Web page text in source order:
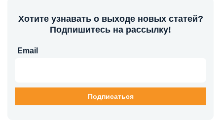
Хотите узнавать о выходе новых статей?
Подпишитесь на рассылку!
Email